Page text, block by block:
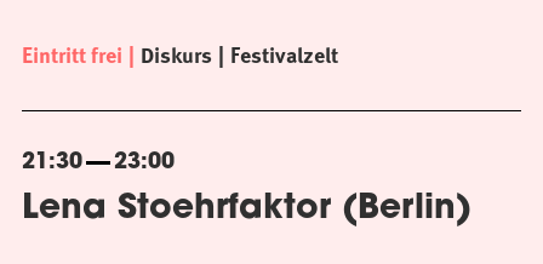
Eintritt frei Diskurs Festivalzelt
21:30 23:00
Lena Stoehrfaktor (Berlin)